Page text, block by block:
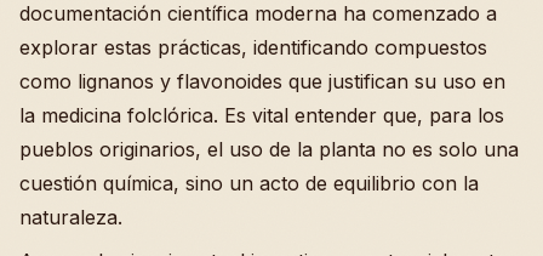
documentación científica moderna ha comenzado a
explorar estas prácticas, identificando compuestos
como lignanos y flavonoides que justifican su uso en
la medicina folclórica. Es vital entender que, para los
pueblos originarios, el uso de la planta no es solo una
cuestión química, sino un acto de equilibrio con la
naturaleza.